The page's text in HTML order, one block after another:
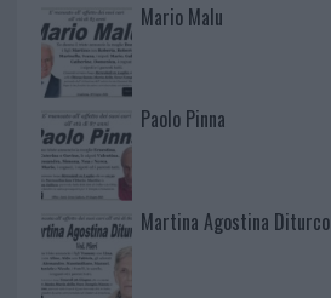
Mario Malu
Paolo Pinna
Martina Agostina Diturco